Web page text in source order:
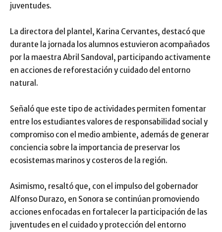
juventudes.
La directora del plantel, Karina Cervantes, destacó que
durante la jornada los alumnos estuvieron acompañados
por la maestra Abril Sandoval, participando activamente
en acciones de reforestación y cuidado del entorno
natural.
Señaló que este tipo de actividades permiten fomentar
entre los estudiantes valores de responsabilidad social y
compromiso con el medio ambiente, además de generar
conciencia sobre la importancia de preservar los
ecosistemas marinos y costeros de la región.
Asimismo, resaltó que, con el impulso del gobernador
Alfonso Durazo, en Sonora se continúan promoviendo
acciones enfocadas en fortalecer la participación de las
juventudes en el cuidado y protección del entorno